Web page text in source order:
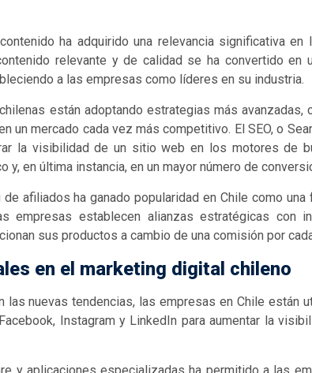
ha adquirido una relevancia significativa
relevante y de calidad se ha convertido en
a las empresas como líderes en su industria.
están adoptando estrategias más avanzadas,
un mercado cada vez más competitivo. El SEO, o
la visibilidad de un sitio web en los motores de
y, en última instancia, en un mayor número de
afiliados ha ganado popularidad en Chile como
empresas establecen alianzas estratégicas con
sus productos a cambio de una comisión por
en el marketing digital chileno
las nuevas tendencias, las empresas en Chile están
Instagram y LinkedIn para aumentar la